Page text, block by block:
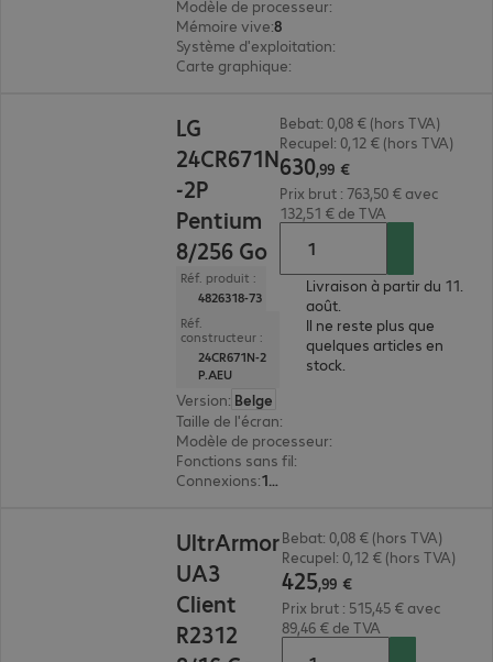
Modèle de processeur:
Mémoire vive:
Système d'exploitation:
Carte graphique:
LG
24CR671N
-2P
Pentium
8/256 Go
Réf. produit :
4826318-73
Réf.
constructeur :
24CR671N-2
P.AEU
Version: Belge
Taille de l'écran:
Modèle de processeur:
Fonctions sans fil:
Connexions: 1 x HDMI, 1 x USB-C, 4 x USB 3.2 type A, 1 x DisplayPort, 1 x combiné microphone/casque, 1 x RJ45, 2 x USB 2.0 type A
Bebat: 0,08 € (hors TVA)
Recupel: 0,12 € (hors TVA)
630,99 €
Prix brut : 763,50 € avec
132,51 € de TVA
Livraison à partir du 11.
août.
Il ne reste plus que
quelques articles en
stock.
UltrArmor
UA3
Client
R2312
Bebat: 0,08 € (hors TVA)
Recupel: 0,12 € (hors TVA)
425,99 €
Prix brut : 515,45 € avec
89,46 € de TVA